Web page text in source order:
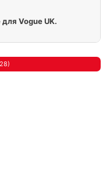
Vogue UK.